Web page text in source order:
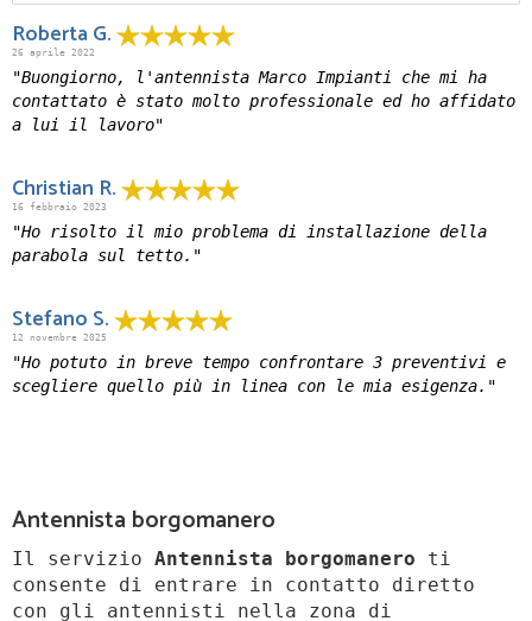
Roberta G.
26 aprile 2022
"Buongiorno, l'antennista Marco Impianti che mi ha
contattato è stato molto professionale ed ho affidato
a lui il lavoro"
Christian R.
16 febbraio 2023
"Ho risolto il mio problema di installazione della
parabola sul tetto."
Stefano S.
12 novembre 2025
"Ho potuto in breve tempo confrontare 3 preventivi e
scegliere quello più in linea con le mia esigenza."
Antennista borgomanero
Il servizio Antennista borgomanero ti
consente di entrare in contatto diretto
con gli antennisti nella zona di